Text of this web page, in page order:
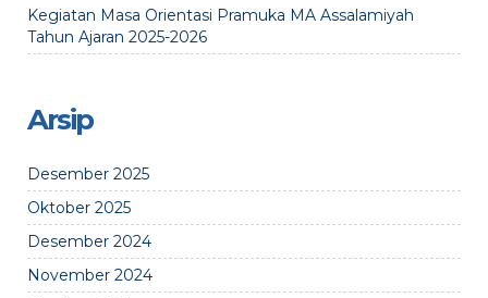
Kegiatan Masa Orientasi Pramuka MA Assalamiyah
Tahun Ajaran 2025-2026
Arsip
Desember 2025
Oktober 2025
Desember 2024
November 2024